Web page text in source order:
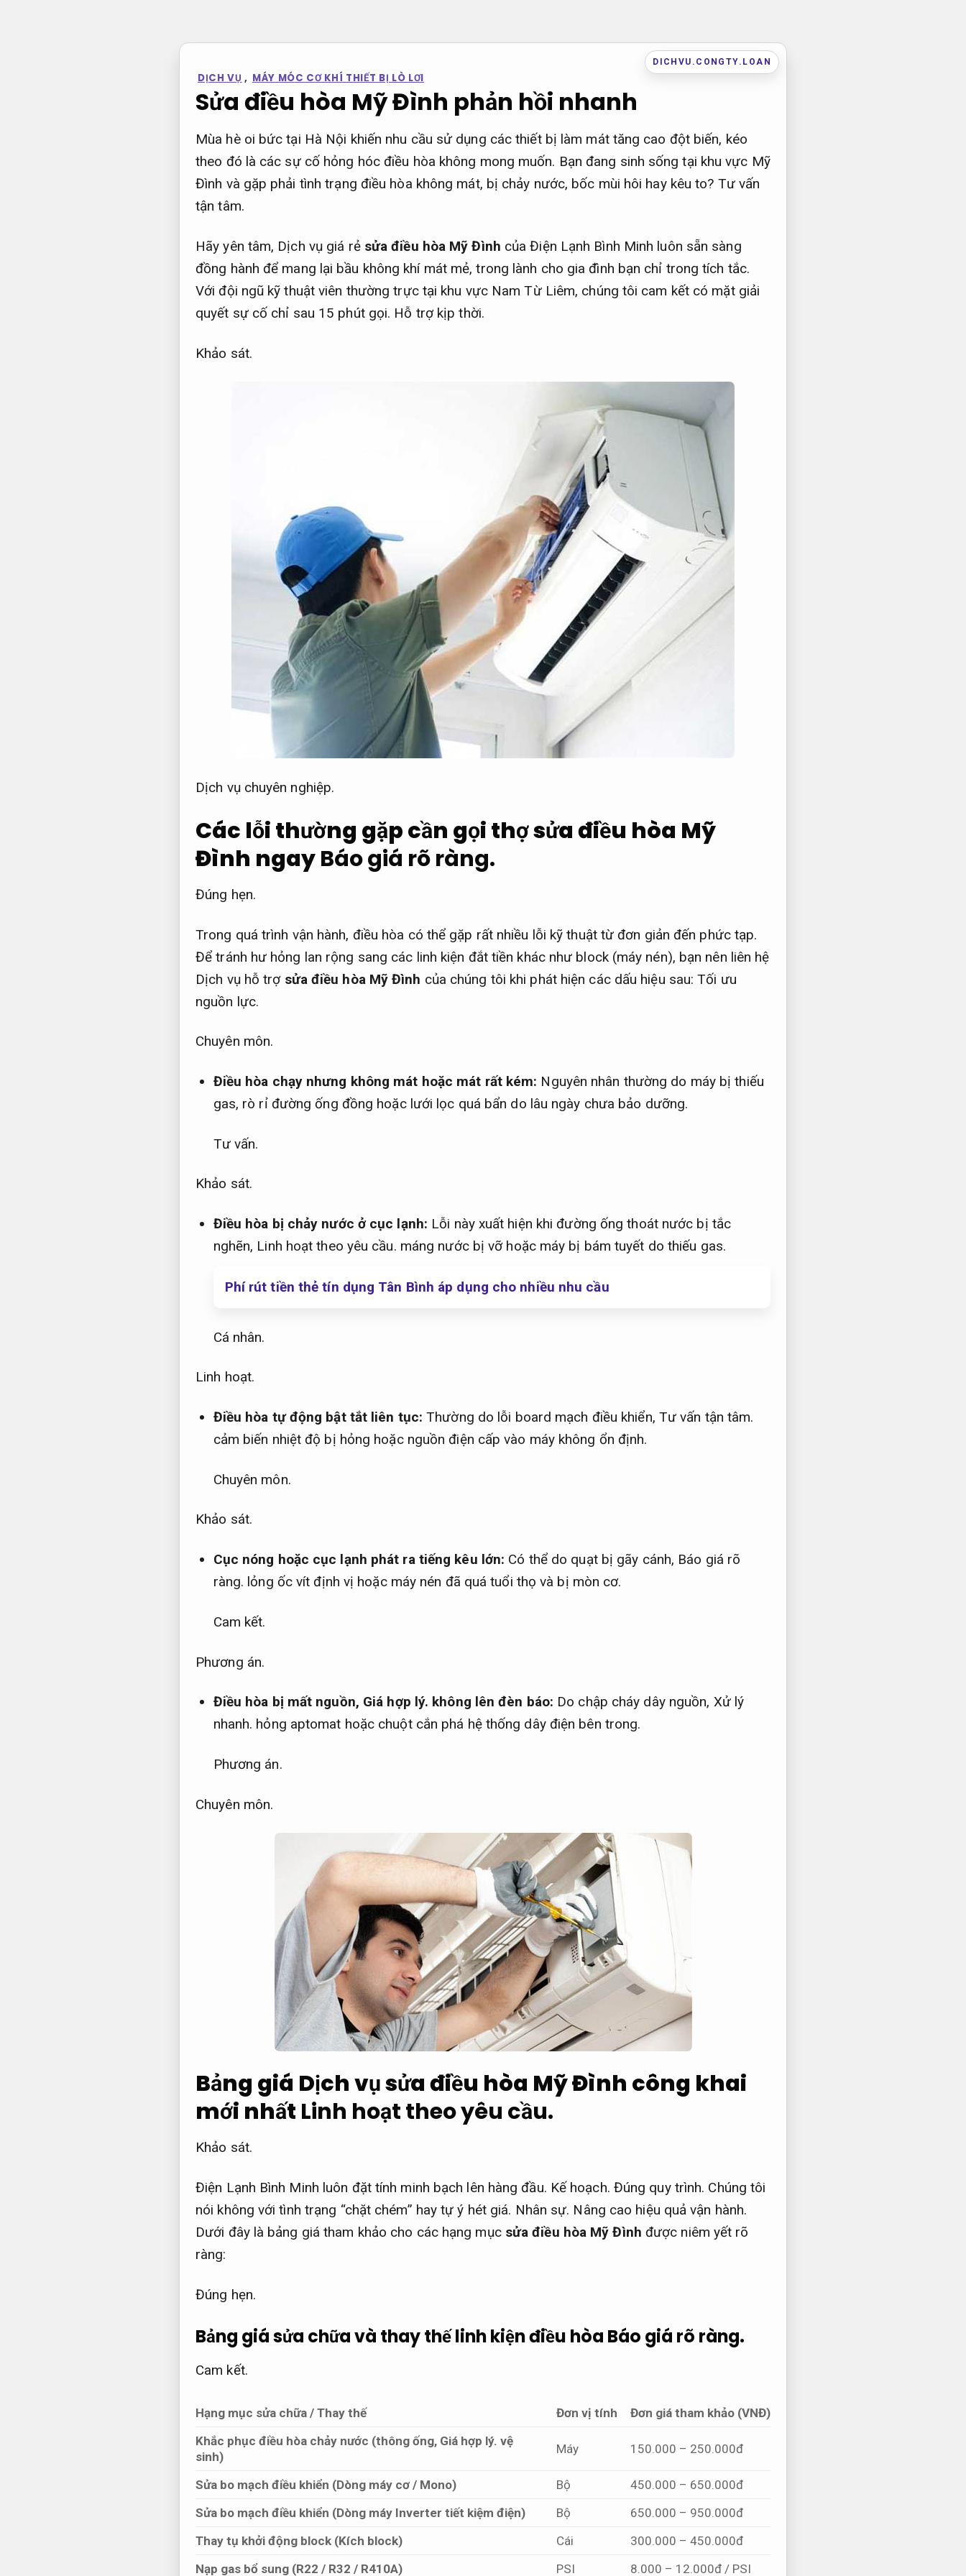
DICHVU.CONGTY.LOAN
DỊCH VỤ , MÁY MÓC CƠ KHÍ THIẾT BỊ LÒ LƠI
Sửa điều hòa Mỹ Đình phản hồi nhanh
Mùa hè oi bức tại Hà Nội khiến nhu cầu sử dụng các thiết bị làm mát tăng cao đột biến, kéo
theo đó là các sự cố hỏng hóc điều hòa không mong muốn. Bạn đang sinh sống tại khu vực Mỹ
Đình và gặp phải tình trạng điều hòa không mát, bị chảy nước, bốc mùi hôi hay kêu to? Tư vấn
tận tâm.
Hãy yên tâm, Dịch vụ giá rẻ sửa điều hòa Mỹ Đình của Điện Lạnh Bình Minh luôn sẵn sàng
đồng hành để mang lại bầu không khí mát mẻ, trong lành cho gia đình bạn chỉ trong tích tắc.
Với đội ngũ kỹ thuật viên thường trực tại khu vực Nam Từ Liêm, chúng tôi cam kết có mặt giải
quyết sự cố chỉ sau 15 phút gọi. Hỗ trợ kịp thời.
Khảo sát.
Dịch vụ chuyên nghiệp.
Các lỗi thường gặp cần gọi thợ sửa điều hòa Mỹ
Đình ngayBáo giá rõ ràng.
Đúng hẹn.
Trong quá trình vận hành, điều hòa có thể gặp rất nhiều lỗi kỹ thuật từ đơn giản đến phức tạp.
Để tránh hư hỏng lan rộng sang các linh kiện đắt tiền khác như block (máy nén), bạn nên liên hệ
Dịch vụ hỗ trợ sửa điều hòa Mỹ Đình của chúng tôi khi phát hiện các dấu hiệu sau:Tối ưu
nguồn lực.
Chuyên môn.
Điều hòa chạy nhưng không mát hoặc mát rất kém: Nguyên nhân thường do máy bị thiếu
gas, rò rỉ đường ống đồng hoặc lưới lọc quá bẩn do lâu ngày chưa bảo dưỡng.
Tư vấn.
Khảo sát.
Điều hòa bị chảy nước ở cục lạnh: Lỗi này xuất hiện khi đường ống thoát nước bị tắc
nghẽn, Linh hoạt theo yêu cầu. máng nước bị vỡ hoặc máy bị bám tuyết do thiếu gas.
Phí rút tiền thẻ tín dụng Tân Bình áp dụng cho nhiều nhu cầu
Cá nhân.
Linh hoạt.
Điều hòa tự động bật tắt liên tục: Thường do lỗi board mạch điều khiển, Tư vấn tận tâm.
cảm biến nhiệt độ bị hỏng hoặc nguồn điện cấp vào máy không ổn định.
Chuyên môn.
Khảo sát.
Cục nóng hoặc cục lạnh phát ra tiếng kêu lớn: Có thể do quạt bị gãy cánh, Báo giá rõ
ràng. lỏng ốc vít định vị hoặc máy nén đã quá tuổi thọ và bị mòn cơ.
Cam kết.
Phương án.
Điều hòa bị mất nguồn, Giá hợp lý. không lên đèn báo: Do chập cháy dây nguồn, Xử lý
nhanh. hỏng aptomat hoặc chuột cắn phá hệ thống dây điện bên trong.
Phương án.
Chuyên môn.
Bảng giá Dịch vụ sửa điều hòa Mỹ Đình công khai
mới nhất Linh hoạt theo yêu cầu.
Khảo sát.
Điện Lạnh Bình Minh luôn đặt tính minh bạch lên hàng đầu. Kế hoạch. Đúng quy trình. Chúng tôi
nói không với tình trạng “chặt chém” hay tự ý hét giá. Nhân sự. Nâng cao hiệu quả vận hành.
Dưới đây là bảng giá tham khảo cho các hạng mục sửa điều hòa Mỹ Đình được niêm yết rõ
ràng:
Đúng hẹn.
Bảng giá sửa chữa và thay thế linh kiện điều hòa Báo giá rõ ràng.
Cam kết.
Hạng mục sửa chữa / Thay thế Đơn vị tính
Đơn giá tham khảo (VNĐ)
Khắc phục điều hòa chảy nước (thông ống, Giá hợp lý. vệ
sinh)
Máy 150.000 – 250.000đ
Sửa bo mạch điều khiển (Dòng máy cơ / Mono) Bộ
450.000 – 650.000đ
Sửa bo mạch điều khiển (Dòng máy Inverter tiết kiệm điện)
Bộ
650.000 – 950.000đ
Thay tụ khởi động block (Kích block)
Cái
300.000 – 450.000đ
Nạp gas bổ sung (R22 / R32 / R410A)
PSI 8.000 – 12.000đ / PSI